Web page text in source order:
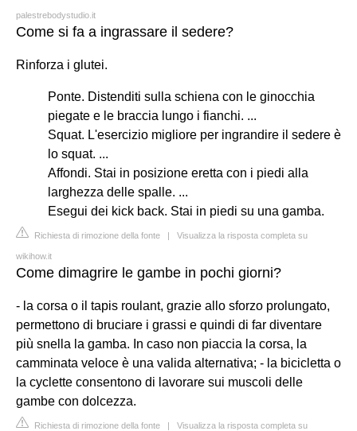
palestrebodystudio.it
Come si fa a ingrassare il sedere?
Rinforza i glutei.
Ponte. Distenditi sulla schiena con le ginocchia
piegate e le braccia lungo i fianchi. ...
Squat. L'esercizio migliore per ingrandire il sedere è
lo squat. ...
Affondi. Stai in posizione eretta con i piedi alla
larghezza delle spalle. ...
Esegui dei kick back. Stai in piedi su una gamba.
Richiesta di rimozione della fonte | Visualizza la risposta completa su
wikihow.it
Come dimagrire le gambe in pochi giorni?
- la corsa o il tapis roulant, grazie allo sforzo prolungato,
permettono di bruciare i grassi e quindi di far diventare
più snella la gamba. In caso non piaccia la corsa, la
camminata veloce è una valida alternativa; - la bicicletta o
la cyclette consentono di lavorare sui muscoli delle
gambe con dolcezza.
Richiesta di rimozione della fonte | Visualizza la risposta completa su